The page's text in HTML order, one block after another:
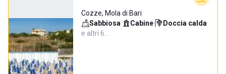
Cozze, Mola di Bari
Sabbiosa· Cabine· Doccia calda·
e altri 6…